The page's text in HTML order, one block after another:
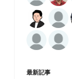
最新記事